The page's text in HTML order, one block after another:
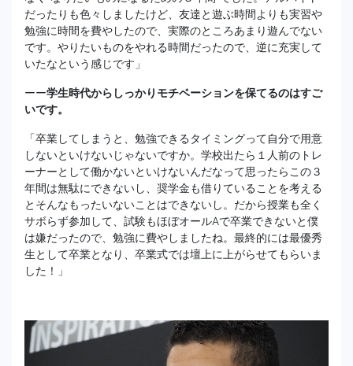
だったりも色々しましたけど、友達と遊ぶ時間よりも実習や
勉強に時間を費やしたので、実際のところあまり遊んでない
です。やりたいものをやれる時間だったので、逆に充実して
いたなという感じです」
ーー学生時代からしっかりモチベーションを保てるのはすご
いです。
「卒業してしまうと、勉強できるタイミングって自分で用意
しないといけないじゃないですか。学校出たら１人前のトレ
ーナーとして働かないといけないんだなって思ったらこの３
年間は無駄にできないし、奨学金も借りていることを考える
とそんなもったいないことはできないし。だから授業も全く
サボらず参加して、試験もほぼオールAで卒業できないと僕
は嫌だったので、勉強に費やしましたね。最終的には最優秀
生として卒業となり、卒業式では壇上に上がらせてもらいま
した！」